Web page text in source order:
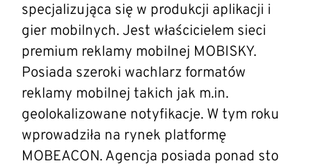
specjalizująca się w produkcji aplikacji i
gier mobilnych. Jest właścicielem sieci
premium reklamy mobilnej MOBISKY.
Posiada szeroki wachlarz formatów
reklamy mobilnej takich jak m.in.
geolokalizowane notyfikacje. W tym roku
wprowadziła na rynek platformę
MOBEACON. Agencja posiada ponad sto